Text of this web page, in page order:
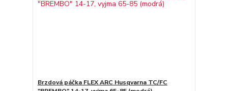
Brzdová páčka FLEX ARC Husqvarna TC/FC